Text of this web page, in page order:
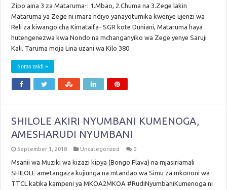
Zipo aina 3 za Mataruma-: 1.Mbao, 2.Chuma na 3.Zege lakin
Mataruma ya Zege ni imara ndiyo yanayotumika kwenye ujenzi wa
Reli za kiwango cha Kimataifa- SGR kote Duniani, Mataruma haya
hutengenezwa kwa Nondo na mchanganyiko wa Zege yenye Saruji
Kali. Taruma moja Lina uzani wa Kilo 380
Soma zaidi »
SHILOLE AKIRI NYUMBANI KUMENOGA,
AMESHARUDI NYUMBANI
September 1, 2018 Uncategorized 0
Msanii wa Muziki wa kizazi kipya (Bongo Flava) na mjasiriamali
SHILOLE ametangaza kujiunga na mtandao wa Simu za mkononi wa
TTCL katika kampeni ya MKOA2MKOA #RudiNyumbaniKumenoga ni